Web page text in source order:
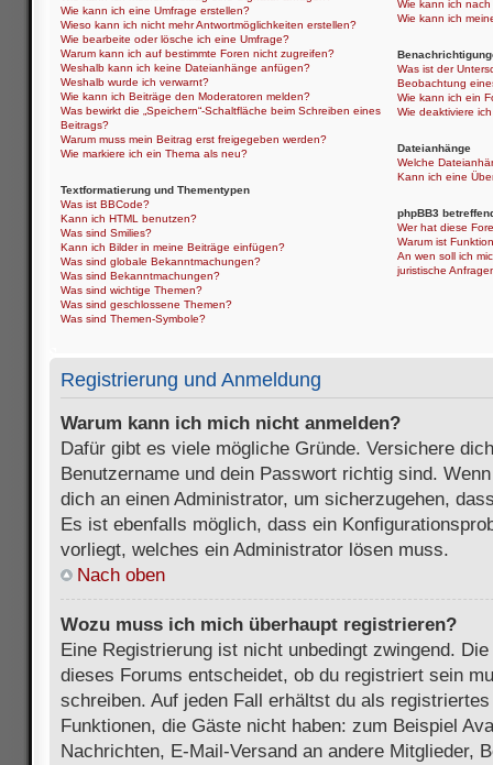
Wie kann ich eine Umfrage erstellen?
Wieso kann ich nicht mehr Antwortmöglichkeiten erstellen?
Wie bearbeite oder lösche ich eine Umfrage?
Warum kann ich auf bestimmte Foren nicht zugreifen?
Weshalb kann ich keine Dateianhänge anfügen?
Weshalb wurde ich verwarnt?
Wie kann ich Beiträge den Moderatoren melden?
Was bewirkt die „Speichern“-Schaltfläche beim Schreiben eines
Beitrags?
Warum muss mein Beitrag erst freigegeben werden?
Wie markiere ich ein Thema als neu?
Textformatierung und Thementypen
Was ist BBCode?
Kann ich HTML benutzen?
Was sind Smilies?
Kann ich Bilder in meine Beiträge einfügen?
Was sind globale Bekanntmachungen?
Was sind Bekanntmachungen?
Was sind wichtige Themen?
Was sind geschlossene Themen?
Was sind Themen-Symbole?
Wie kann ich
Wie kann ich
Was ist der
Beobachtung
Wie kann ich ein
Wie deaktiviere
Dateianhänge
Welche
Kann ich eine
phpBB3
Wer hat diese
Warum ist
An wen soll ich
juristische
Registrierung und Anmeldung
Warum kann ich mich nicht anmelden?
Dafür gibt es viele mögliche Gründe. Versichere
Benutzername und dein Passwort richtig sind.
dich an einen Administrator, um sicherzugehen,
Es ist ebenfalls möglich, dass ein
vorliegt, welches ein Administrator lösen muss.
Nach oben
Wozu muss ich mich überhaupt registrieren?
Eine Registrierung ist nicht unbedingt zwingend.
dieses Forums entscheidet, ob du registriert sein
schreiben. Auf jeden Fall erhältst du als
Funktionen, die Gäste nicht haben: zum Beispiel
Nachrichten, E-Mail-Versand an andere Mitglieder,